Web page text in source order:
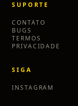
SUPORTE
CONTATO
BUGS
TERMOS
PRIVACIDADE
SIGA
INSTAGRAM